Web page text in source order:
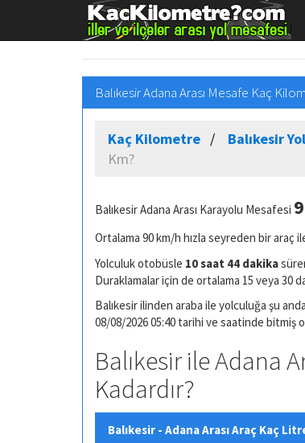
Balıkesir Adana Arası Mesafe Kaç
Kaç Kilometre Balıkesir
Km?
Balıkesir Adana Arası Karayolu Mesafesi
Ortalama 90 km/h hızla seyreden bir araç
Yolculuk otobüsle 10 saat 44 dakika
Duraklamalar için de ortalama 15 veya 30
Balıkesir ilinden araba ile yolculuğa şu
08/08/2026 05:40 tarihi ve saatinde bitmiş
Balıkesir ile Adana
Kadardır?
Balıkesir - Adana Arası Araç Kaç